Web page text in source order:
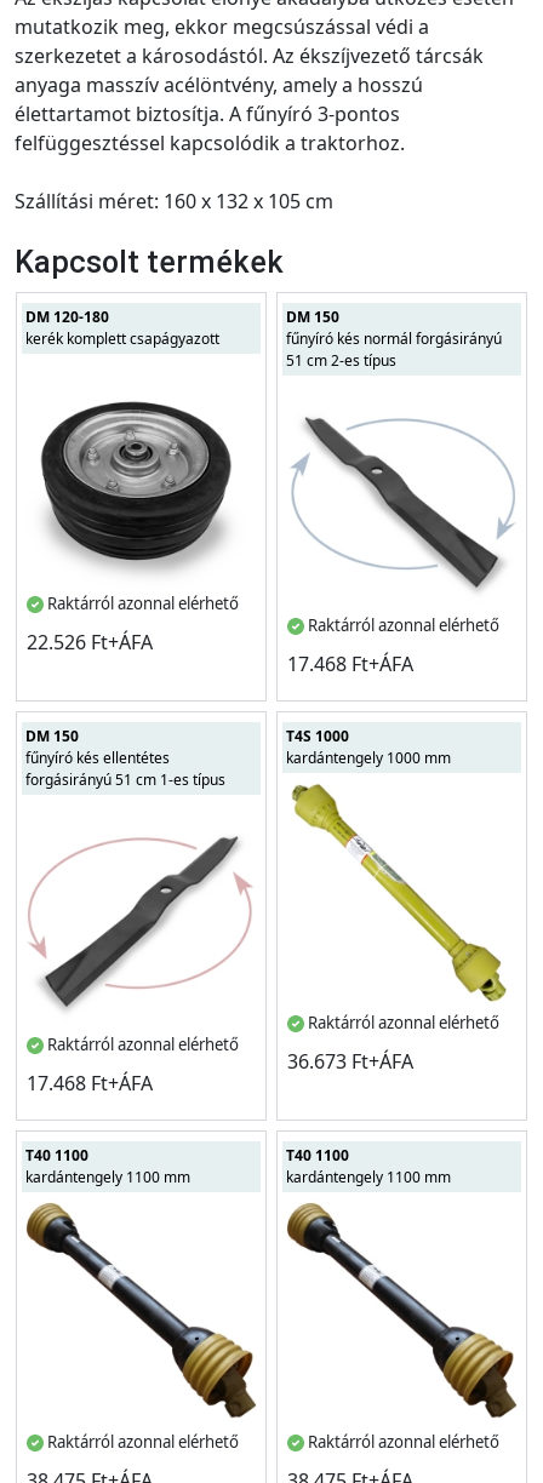
mutatkozik meg, ekkor megcsúszással védi a
szerkezetet a károsodástól. Az ékszíjvezető tárcsák
anyaga masszív acélöntvény, amely a hosszú
élettartamot biztosítja. A fűnyíró 3-pontos
felfüggesztéssel kapcsolódik a traktorhoz.
Szállítási méret: 160 x 132 x 105 cm
Kapcsolt termékek
DM 120-180
kerék komplett csapágyazott
Raktárról azonnal elérhető
22.526 Ft+ÁFA
DM 150
fűnyíró kés normál forgásirányú
51 cm 2-es típus
Raktárról azonnal elérhető
17.468 Ft+ÁFA
DM 150
fűnyíró kés ellentétes
forgásirányú 51 cm 1-es típus
Raktárról azonnal elérhető
17.468 Ft+ÁFA
T4S 1000
kardántengely 1000 mm
Raktárról azonnal elérhető
36.673 Ft+ÁFA
T40 1100
kardántengely 1100 mm
Raktárról azonnal elérhető
T40 1100
kardántengely 1100 mm
Raktárról azonnal elérhető